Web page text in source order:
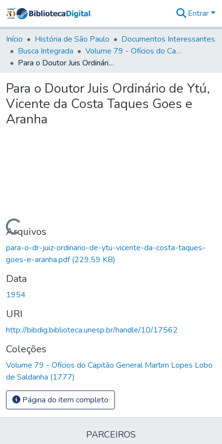
&
Coleções
Tudo na
Biblioteca
Estatísticas
Entrar
Início História de São Paulo
Documentos Interessantes
Busca Integrada
Volume 79 - Ofícios do Capitão General Martim Lopes Lobo de Saldanha (1777)
Para o Doutor Juis Ordinário de Ytú, Vicente da Costa Taques Goes e Aranha
Para o Doutor Juis Ordinário de Ytú,
Vicente da Costa Taques Goes e
Aranha
Carregando...
Arquivos
para-o-dr-juiz-ordinario-de-ytu-vicente-da-costa-taques-
goes-e-aranha.pdf(229,59 KB)
Data
1954
URI
http://bibdig.biblioteca.unesp.br/handle/10/17562
Coleções
Volume 79 - Ofícios do Capitão General Martim Lopes Lobo
de Saldanha (1777)
Página do item completo
PARCEIROS